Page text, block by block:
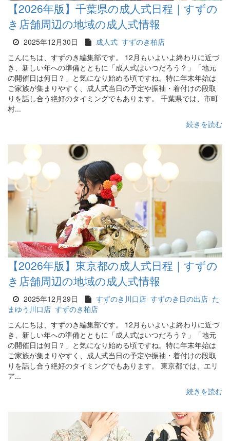
【2026年版】千葉県の成人式日程｜すずの
き店舗周辺の地域の成人式情報
2025年12月30日 成人式 すずのき柏店
こんにちは、すずのき編集部です。 12月もいよいよ終わりに近づ
き、新しい年への準備とともに「成人式はいつだろう？」「地元
の開催日は何日？」と気になり始める頃ですね。特に年末年始は
ご家族が集まりやすく、成人式当日の予定や振袖・着付けの段取
りを話し合う絶好のタイミングでもあります。 千葉県では、市町
村...
続きを読む
【2026年版】東京都の成人式日程｜すずの
き店舗周辺の地域の成人式情報
2025年12月29日 すずのき川口店 すずのき日の出店 た
まゆう川口店 すずのき柏店
こんにちは、すずのき編集部です。 12月もいよいよ終わりに近づ
き、新しい年への準備とともに「成人式はいつだろう？」「地元
の開催日は何日？」と気になり始める頃ですね。特に年末年始は
ご家族が集まりやすく、成人式当日の予定や振袖・着付けの段取
りを話し合う絶好のタイミングでもあります。 東京都では、エリ
ア...
続きを読む